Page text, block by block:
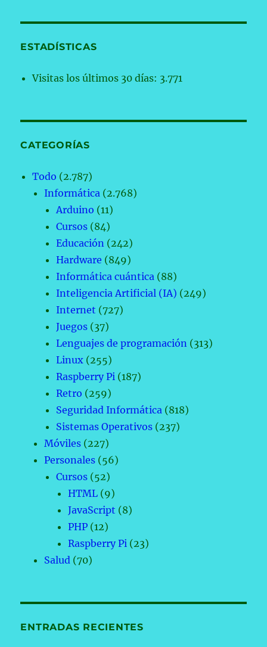
ESTADÍSTICAS
Visitas los últimos 30 días: 3.771
CATEGORÍAS
Todo (2.787)
Informática (2.768)
Arduino (11)
Cursos (84)
Educación (242)
Hardware (849)
Informática cuántica (88)
Inteligencia Artificial (IA) (249)
Internet (727)
Juegos (37)
Lenguajes de programación (313)
Linux (255)
Raspberry Pi (187)
Retro (259)
Seguridad Informática (818)
Sistemas Operativos (237)
Móviles (227)
Personales (56)
Cursos (52)
HTML (9)
JavaScript (8)
PHP (12)
Raspberry Pi (23)
Salud (70)
ENTRADAS RECIENTES